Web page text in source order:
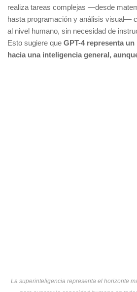
realiza tareas complejas —desde
hasta programación y análisis visual—
al nivel humano, sin necesidad de
Esto sugiere que GPT-4 representa
hacia una inteligencia general,
La superinteligencia representa el horizonte